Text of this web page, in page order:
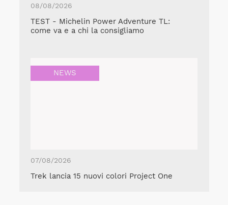
08/08/2026
TEST - Michelin Power Adventure TL:
come va e a chi la consigliamo
NEWS
07/08/2026
Trek lancia 15 nuovi colori Project One